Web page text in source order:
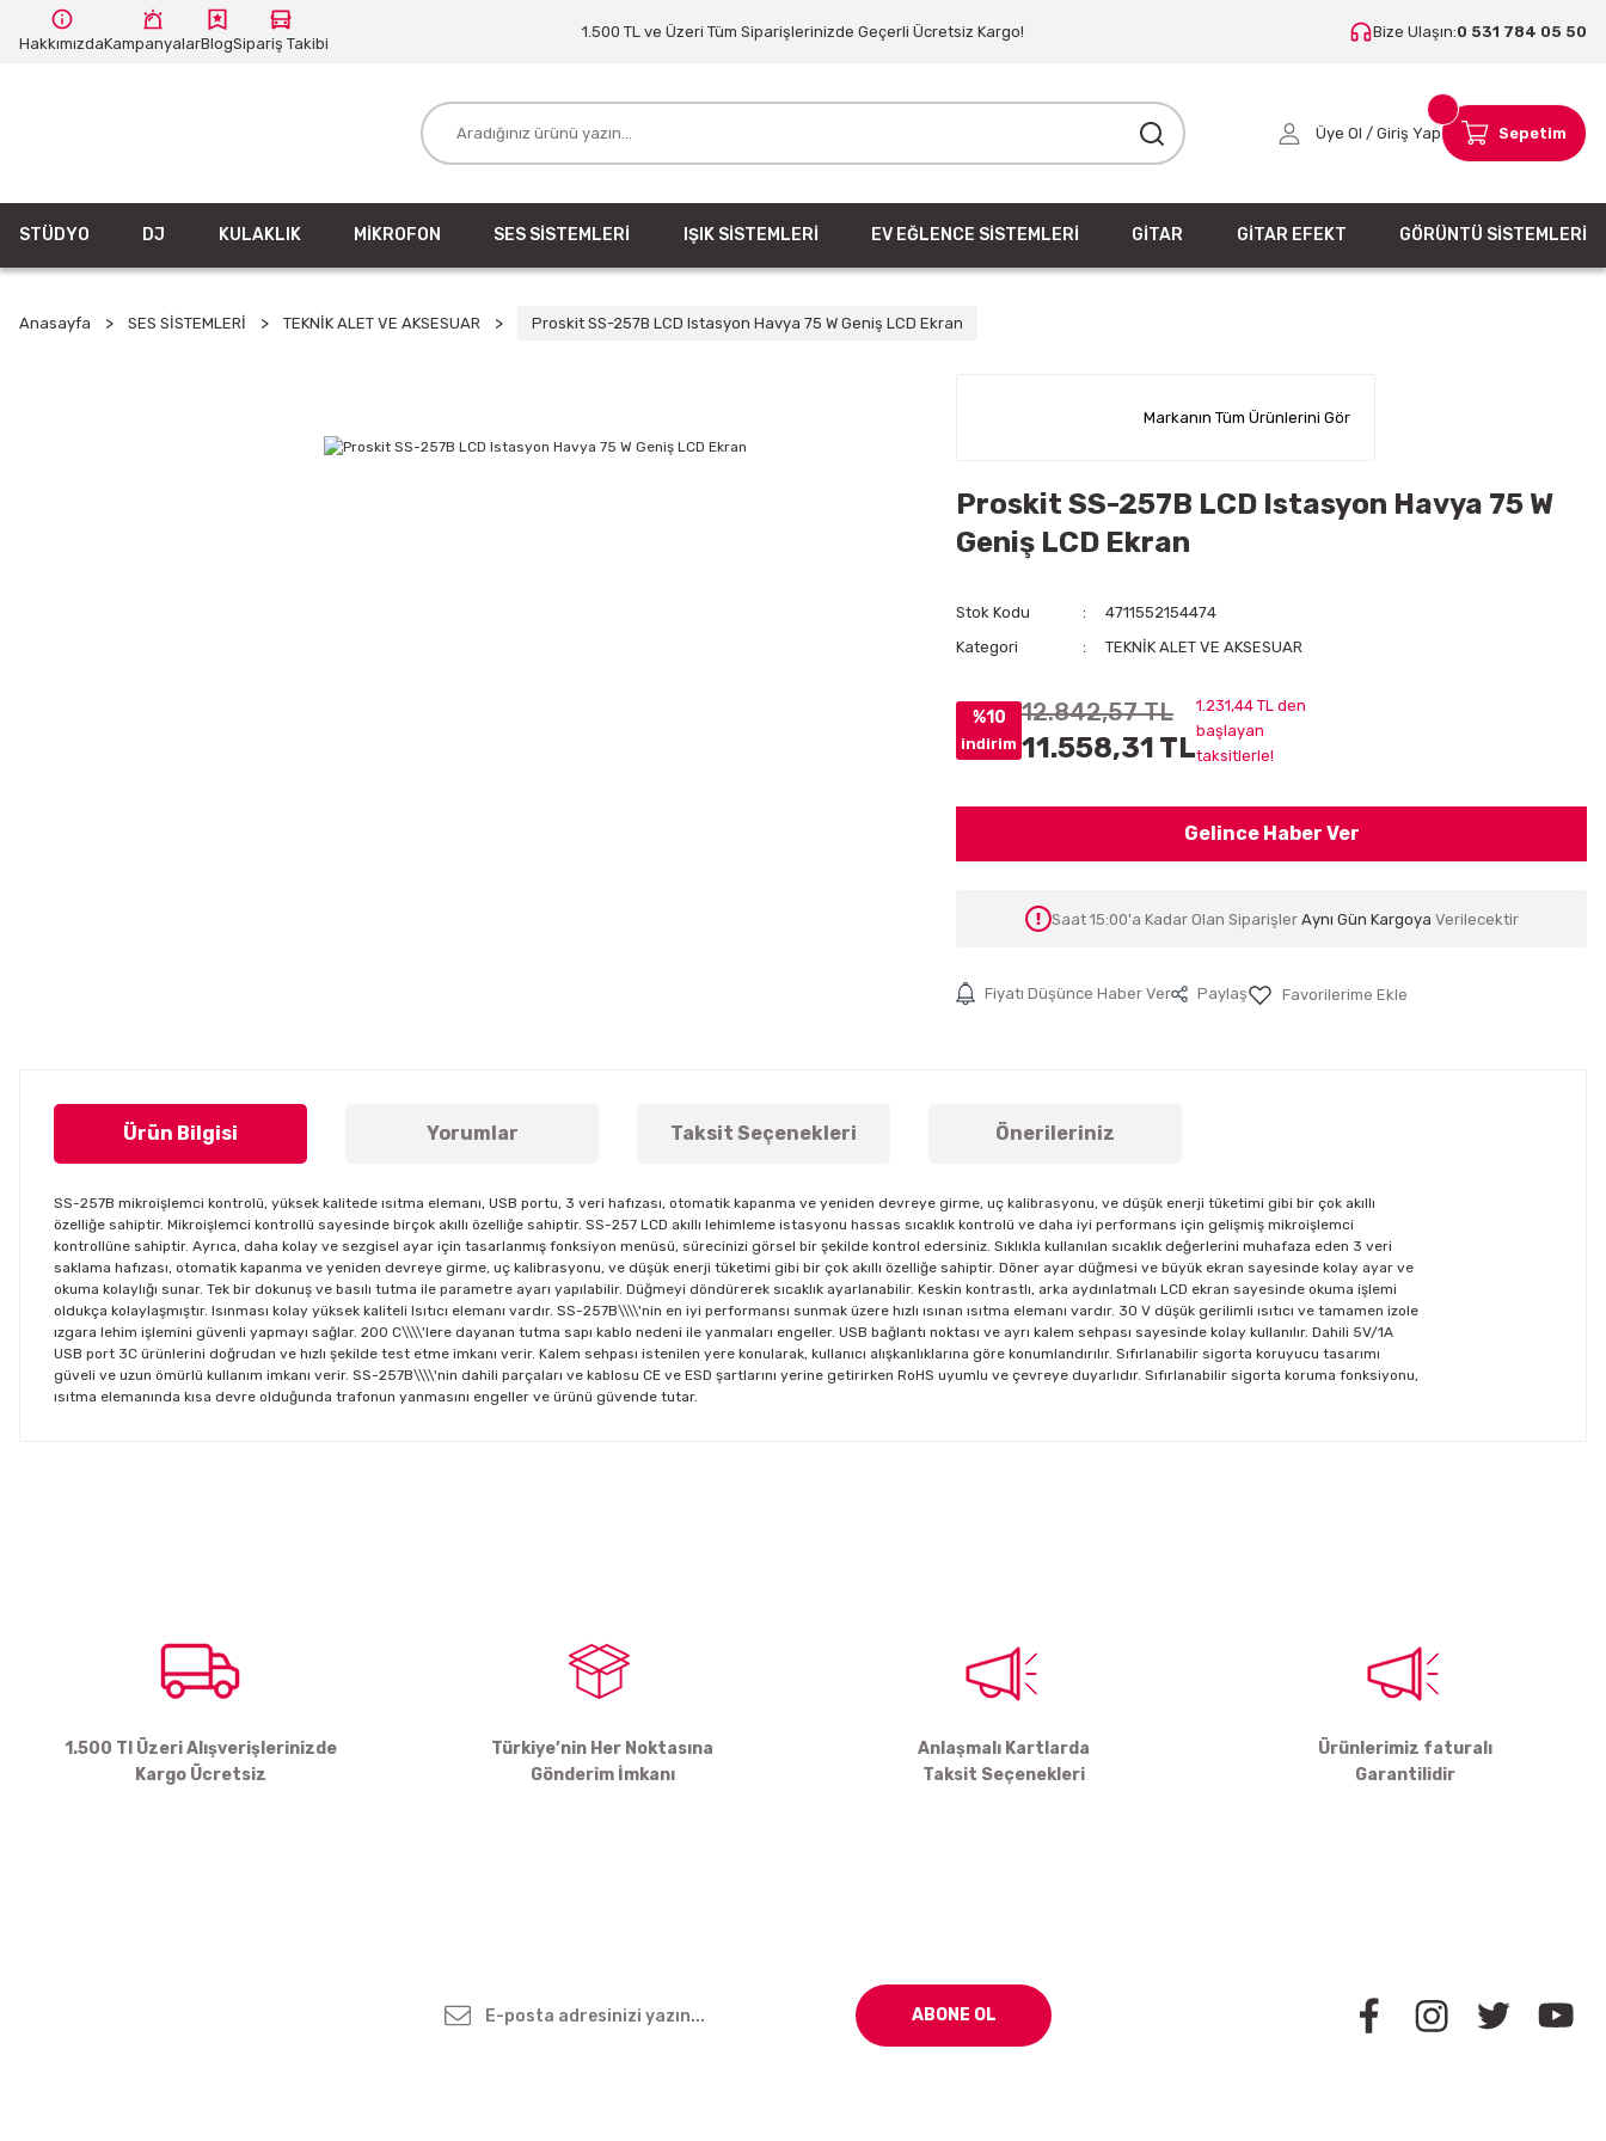
HakkımızdaKampanyalarBlogSipariş Takibi
1.500 TL ve Üzeri Tüm Siparişlerinizde Geçerli Ücretsiz Kargo! Bize Ulaşın:0 531 784 05 50
Üye Ol / Giriş Yap Sepetim
STÜDYO DJ KULAKLIK MİKROFON SES SİSTEMLERİ IŞIK SİSTEMLERİ EV EĞLENCE SİSTEMLERİ GİTAR GİTAR EFEKT GÖRÜNTÜ SİSTEMLERİ
Anasayfa SES SİSTEMLERİ TEKNİK ALET VE AKSESUAR Proskit SS-257B LCD Istasyon Havya 75 W Geniş LCD Ekran
Markanın Tüm Ürünlerini Gör
Proskit SS-257B LCD Istasyon Havya 75 W
Geniş LCD Ekran
Stok Kodu
4711552154474
Kategori
TEKNİK ALET VE AKSESUAR
%10
indirim
12.842,57 TL
11.558,31 TL
1.231,44 TL den
başlayan
taksitlerle!
Gelince Haber Ver
Saat 15:00'a Kadar Olan Siparişler Aynı Gün Kargoya Verilecektir
Fiyatı Düşünce Haber Ver Paylaş
Ürün Bilgisi Yorumlar Taksit Seçenekleri Önerileriniz
SS-257B mikroişlemci kontrolü, yüksek kalitede ısıtma elemanı, USB portu, 3 veri hafızası, otomatik kapanma ve yeniden devreye girme, uç kalibrasyonu, ve düşük enerji tüketimi gibi bir çok akıllı
özelliğe sahiptir. Mikroişlemci kontrollü sayesinde birçok akıllı özelliğe sahiptir. SS-257 LCD akıllı lehimleme istasyonu hassas sıcaklık kontrolü ve daha iyi performans için gelişmiş mikroişlemci
kontrollüne sahiptir. Ayrıca, daha kolay ve sezgisel ayar için tasarlanmış fonksiyon menüsü, sürecinizi görsel bir şekilde kontrol edersiniz. Sıklıkla kullanılan sıcaklık değerlerini muhafaza eden 3 veri
saklama hafızası, otomatik kapanma ve yeniden devreye girme, uç kalibrasyonu, ve düşük enerji tüketimi gibi bir çok akıllı özelliğe sahiptir. Döner ayar düğmesi ve büyük ekran sayesinde kolay ayar ve
okuma kolaylığı sunar. Tek bir dokunuş ve basılı tutma ile parametre ayarı yapılabilir. Düğmeyi döndürerek sıcaklık ayarlanabilir. Keskin kontrastlı, arka aydınlatmalı LCD ekran sayesinde okuma işlemi
oldukça kolaylaşmıştır. Isınması kolay yüksek kaliteli Isıtıcı elemanı vardır. SS-257B\\\\'nin en iyi performansı sunmak üzere hızlı ısınan ısıtma elemanı vardır. 30 V düşük gerilimli ısıtıcı ve tamamen izole
ızgara lehim işlemini güvenli yapmayı sağlar. 200 C\\\\'lere dayanan tutma sapı kablo nedeni ile yanmaları engeller. USB bağlantı noktası ve ayrı kalem sehpası sayesinde kolay kullanılır. Dahili 5V/1A
USB port 3C ürünlerini doğrudan ve hızlı şekilde test etme imkanı verir. Kalem sehpası istenilen yere konularak, kullanıcı alışkanlıklarına göre konumlandırılır. Sıfırlanabilir sigorta koruyucu tasarımı
güveli ve uzun ömürlü kullanım imkanı verir. SS-257B\\\\'nin dahili parçaları ve kablosu CE ve ESD şartlarını yerine getirirken RoHS uyumlu ve çevreye duyarlıdır. Sıfırlanabilir sigorta koruma fonksiyonu,
ısıtma elemanında kısa devre olduğunda trafonun yanmasını engeller ve ürünü güvende tutar.
Bu ürüne benzer farklı alternatifler olmalı.
1.500 Tl Üzeri Alışverişlerinizde
Kargo Ücretsiz
Türkiye’nin Her Noktasına
Gönderim İmkanı
Anlaşmalı Kartlarda
Taksit Seçenekleri
Ürünlerimiz faturalı
Garantilidir
ABONE OL